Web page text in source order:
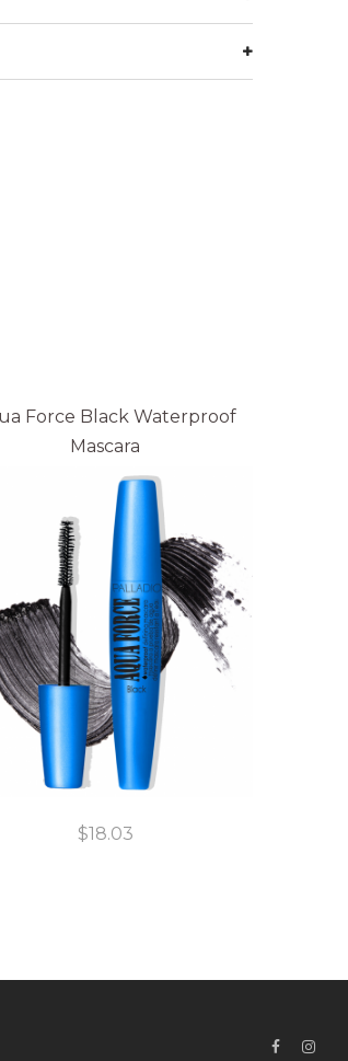
Force Black Waterproof
Mascara
$18.03